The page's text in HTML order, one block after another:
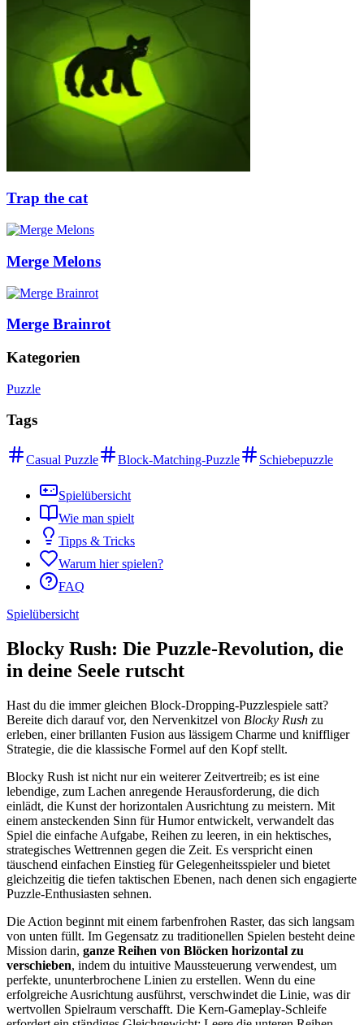
Trap the cat
Merge Melons
Merge Brainrot
Kategorien
Puzzle
Tags
Casual Puzzle Block-Matching-Puzzle Schiebepuzzle
Spielübersicht
Wie man spielt
Tipps & Tricks
Warum hier spielen?
FAQ
Spielübersicht
Blocky Rush: Die Puzzle-Revolution, die
in deine Seele rutscht
Hast du die immer gleichen Block-Dropping-Puzzlespiele satt?
Bereite dich darauf vor, den Nervenkitzel von Blocky Rush zu
erleben, einer brillanten Fusion aus lässigem Charme und kniffliger
Strategie, die die klassische Formel auf den Kopf stellt.
Blocky Rush ist nicht nur ein weiterer Zeitvertreib; es ist eine
lebendige, zum Lachen anregende Herausforderung, die dich
einlädt, die Kunst der horizontalen Ausrichtung zu meistern. Mit
einem ansteckenden Sinn für Humor entwickelt, verwandelt das
Spiel die einfache Aufgabe, Reihen zu leeren, in ein hektisches,
strategisches Wettrennen gegen die Zeit. Es verspricht einen
täuschend einfachen Einstieg für Gelegenheitsspieler und bietet
gleichzeitig die tiefen taktischen Ebenen, nach denen sich engagierte
Puzzle-Enthusiasten sehnen.
Die Action beginnt mit einem farbenfrohen Raster, das sich langsam
von unten füllt. Im Gegensatz zu traditionellen Spielen besteht deine
Mission darin, ganze Reihen von Blöcken horizontal zu
verschieben, indem du intuitive Maussteuerung verwendest, um
perfekte, ununterbrochene Linien zu erstellen. Wenn du eine
erfolgreiche Ausrichtung ausführst, verschwindet die Linie, was dir
wertvollen Spielraum verschafft. Die Kern-Gameplay-Schleife